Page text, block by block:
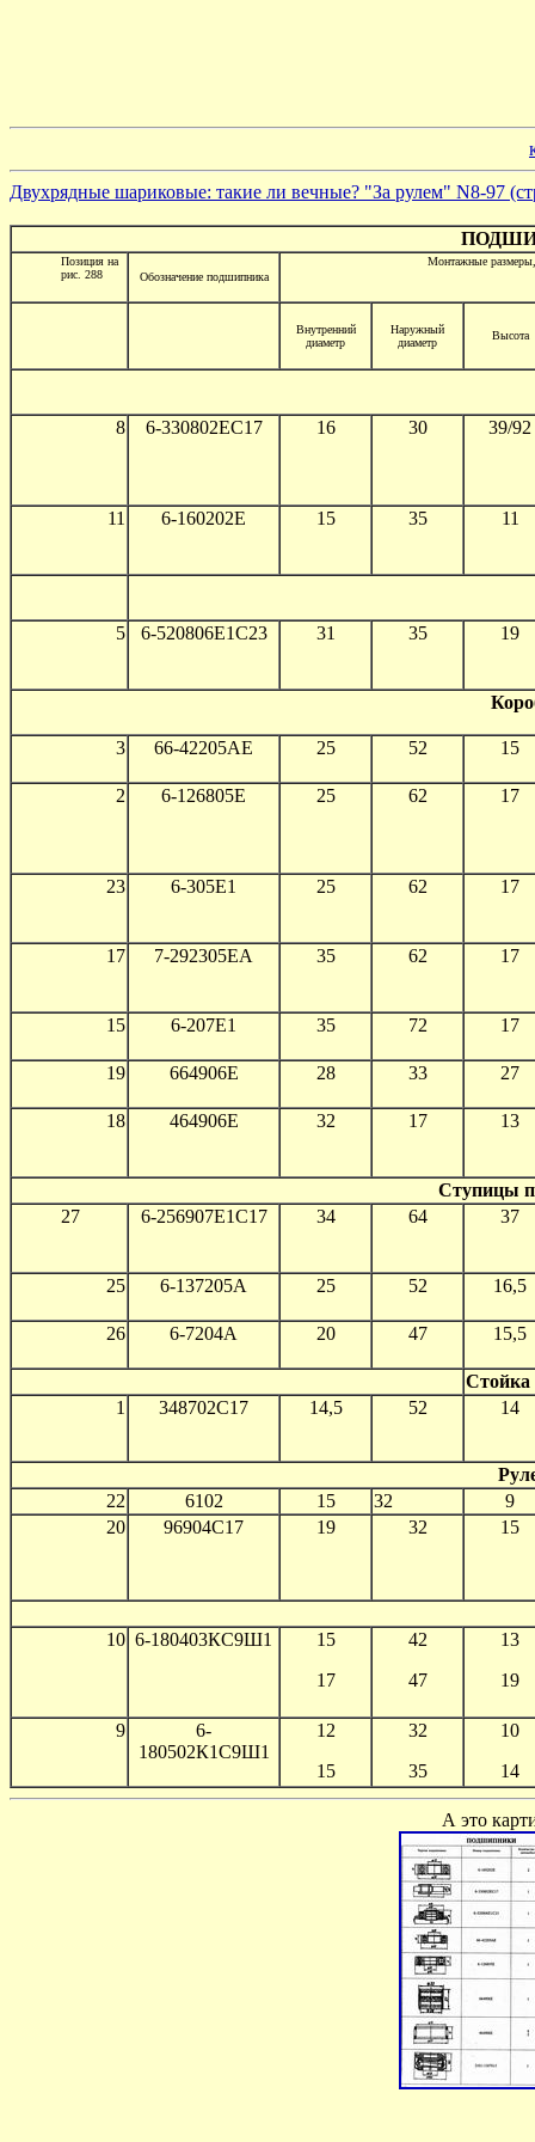
Двухрядные шариковые: такие ли вечные? "За рулем" N8-97
Позиция на
рис. 288
Обозначение подшипника
Монтажные
Внутренний
диаметр
Наружный
диаметр
Высота
8 6-330802ЕС17 16 30 39/92
11 6-160202Е 15 35 11
5 6-520806Е1С23 31 35 19
3 66-42205АЕ 25 52 15
2 6-126805Е 25 62 17
23 6-305Е1 25 62 17
17 7-292305ЕА 35 62 17
15 6-207Е1 35 72 17
19 664906Е 28 33 27
18 464906Е 32 17 13
Ступицы
27
6-256907Е1С17 34 64 37
25 6-137205А 25 52 16,5
26 6-7204А 20 47 15,5
Стойка
1
348702С17 14,5 52 14
22
6102 15 32
9
20
96904С17 19 32 15
10 6-180403КС9Ш1
15
17
42
47
13
19
9
6-
180502К1С9Ш1
12
15
32
35
10
14
А это